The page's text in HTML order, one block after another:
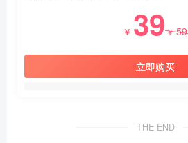
￥ 39￥59
立即购买
THE END